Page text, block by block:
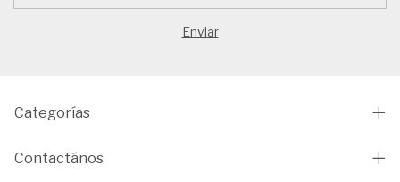
Categorías
Contactános